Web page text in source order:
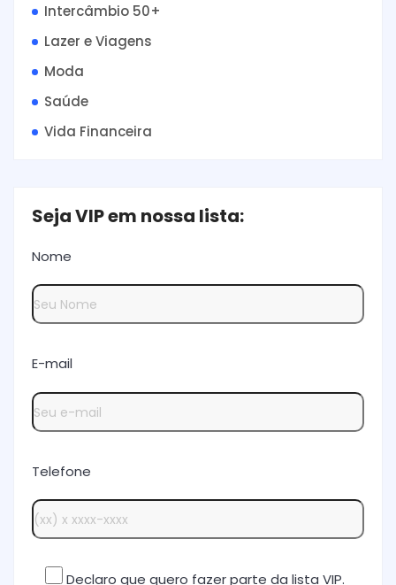
Intercâmbio 50+
Lazer e Viagens
Moda
Saúde
Vida Financeira
Seja VIP em nossa lista:
Nome
E-mail
Telefone
Declaro que quero fazer parte da lista VIP.